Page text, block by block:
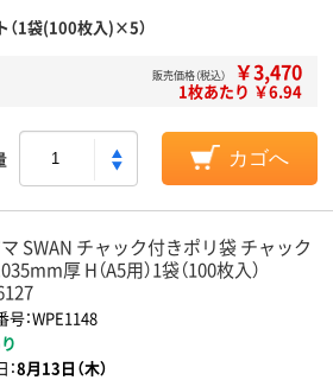
（1袋(100枚入)×5）
販売価格（税込） ￥3,470
1枚あたり ￥6.94
カゴへ
SWAN チャック付きポリ袋 チャック
厚 H（A5用）1袋（100枚入）
号：WPE1148
8月13日（木）